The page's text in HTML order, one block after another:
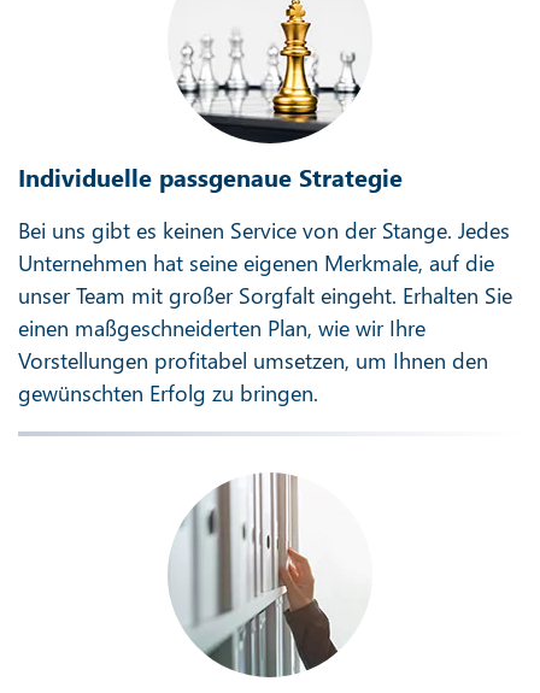
Individuelle passgenaue Strategie
Bei uns gibt es keinen Service von der Stange. Jedes
Unternehmen hat seine eigenen Merkmale, auf die
unser Team mit großer Sorgfalt eingeht. Erhalten Sie
einen maßgeschneiderten Plan, wie wir Ihre
Vorstellungen profitabel umsetzen, um Ihnen den
gewünschten Erfolg zu bringen.